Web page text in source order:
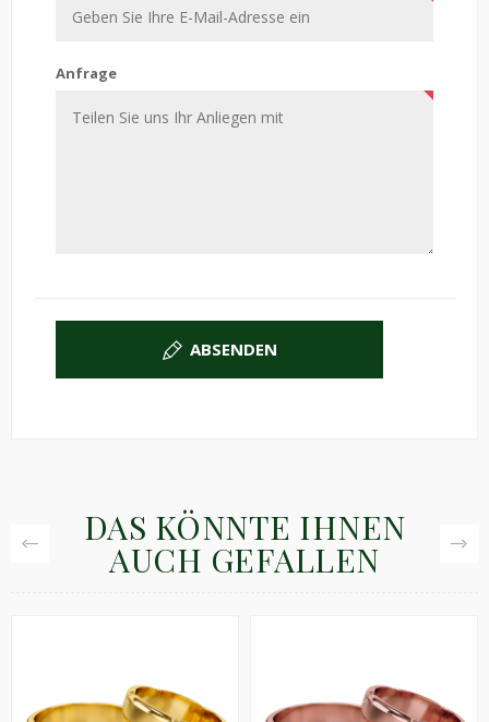
Anfrage
ABSENDEN
DAS KÖNNTE IHNEN
AUCH GEFALLEN